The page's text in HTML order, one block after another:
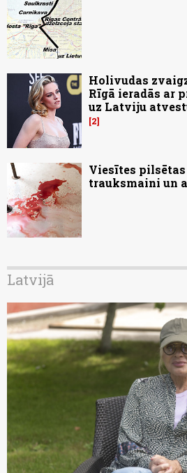
Holivudas
Rīgā ieradās ar
uz Latviju
2
Viesītes
trauksmaini un
Latvijā